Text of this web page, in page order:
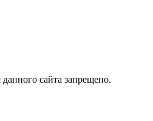
сайта запрещено.